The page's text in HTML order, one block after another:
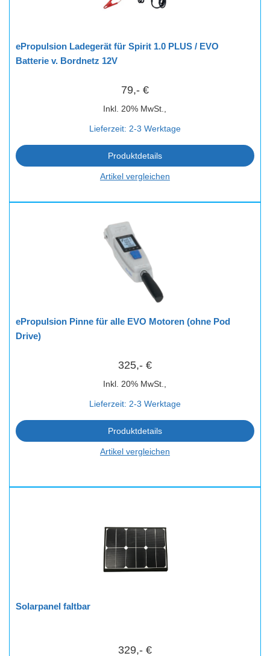
ePropulsion Ladegerät für Spirit 1.0 PLUS / EVO
Batterie v. Bordnetz 12V
79,- €
Inkl. 20% MwSt.,
Lieferzeit: 2-3 Werktage
Produktdetails
Artikel vergleichen
ePropulsion Pinne für alle EVO Motoren (ohne Pod
Drive)
325,- €
Inkl. 20% MwSt.,
Lieferzeit: 2-3 Werktage
Produktdetails
Artikel vergleichen
Solarpanel faltbar
329,- €